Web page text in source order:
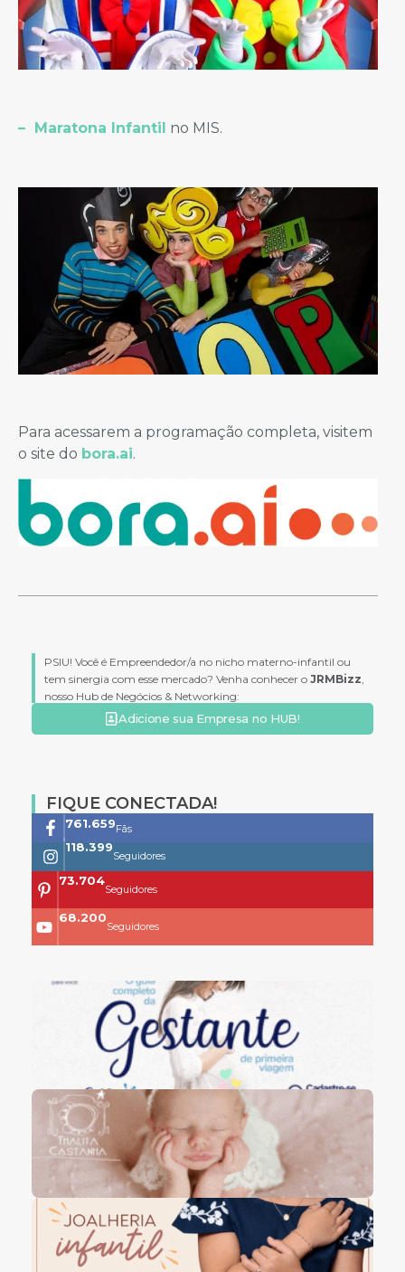
– Maratona Infantil no MIS.
Para acessarem a programação completa, visitem
o site do bora.ai.
PSIU! Você é Empreendedor/a no nicho materno-infantil ou
tem sinergia com esse mercado? Venha conhecer o JRMBizz
nosso Hub de Negócios & Networking:
Adicione sua Empresa no HUB!
FIQUE CONECTADA!
761.659Fãs
118.399
Seguidores
73.704
Seguidores
68.200
Seguidores